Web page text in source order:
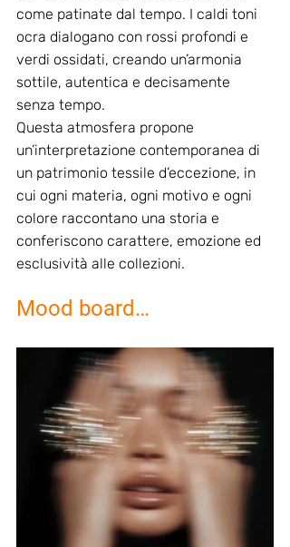
come patinate dal tempo. I caldi toni
ocra dialogano con rossi profondi e
verdi ossidati, creando un’armonia
sottile, autentica e decisamente
senza tempo.
Questa atmosfera propone
un’interpretazione contemporanea di
un patrimonio tessile d’eccezione, in
cui ogni materia, ogni motivo e ogni
colore raccontano una storia e
conferiscono carattere, emozione ed
esclusività alle collezioni.
Mood board…